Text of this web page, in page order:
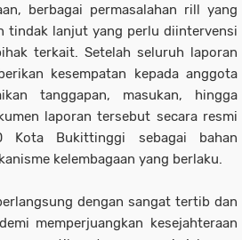
berbagai permasalahan rill yang
tindak lanjut yang perlu diintervensi
terkait. Setelah seluruh laporan
kesempatan kepada anggota
tanggapan, masukan, hingga
laporan tersebut secara resmi
Kota Bukittinggi sebagai bahan
kelembagaan yang berlaku.
dengan sangat tertib dan
memperjuangkan kesejahteraan